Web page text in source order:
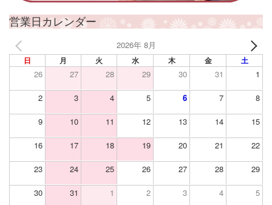
営業日カレンダー
2026年 8月
日 月 火 水 木 金 土
26 27 28 29 30 31 1
2 3 4 5 6 7 8
9 10 11 12 13 14 15
16 17 18 19 20 21 22
23 24 25 26 27 28 29
30 31 1 2 3 4 5